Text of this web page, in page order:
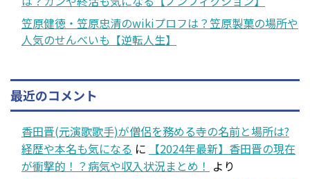
笠原健徳・笠原忠清のwikiプロフは？笠原製菓の場所や
人気のせんべいも【逆転人生】
最近のコメント
香田晋(元演歌歌手)が僧侶を務める寺の名前と場所は?
経歴や本名も気になる に
【2024年最新】香田晋の現在
が衝撃的！？病気や収入状況まとめ！ より